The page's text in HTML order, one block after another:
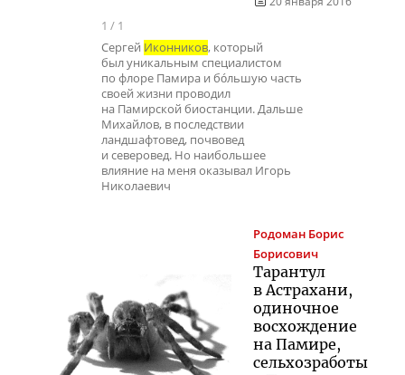
1 / 1
Сергей Иконников, который
был уникальным специалистом
по флоре Памира и бóльшую часть
своей жизни проводил
на Памирской биостанции. Дальше
Михайлов, в последствии
ландшафтовед, почвовед
и северовед. Но наибольшее
влияние на меня оказывал Игорь
Николаевич
Родоман Борис
Борисович
Тарантул
в Астрахани,
одиночное
восхождение
на Памире,
сельхозработы